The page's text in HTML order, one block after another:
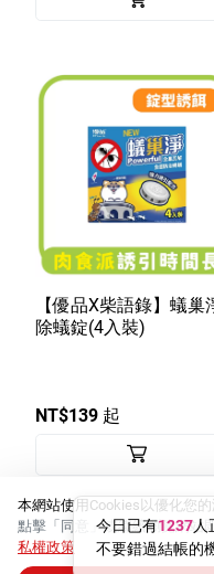
【優品X柴語錄】蟻巢
除蟻錠(4入裝)
NT$139 起
今日已有1237人
不要錯過結帳的
本網站使用Cookies以優化您
點擊「同意」或繼續瀏覽網站
私權政策